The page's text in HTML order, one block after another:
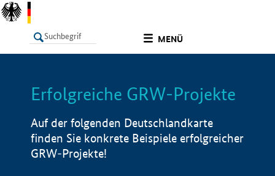
MENÜ
LISTE Info
Erfolgreiche GRW-Projekte
Auf der folgenden Deutschlandkarte
finden Sie konkrete Beispiele erfolgreicher
GRW-Projekte!